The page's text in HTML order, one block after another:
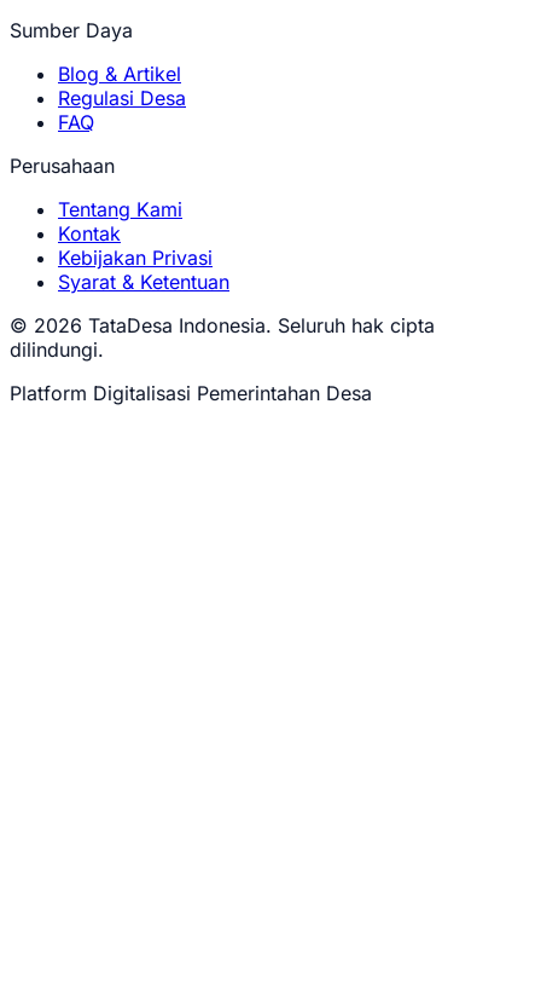
Sumber Daya
Blog & Artikel
Regulasi Desa
FAQ
Perusahaan
Tentang Kami
Kontak
Kebijakan Privasi
Syarat & Ketentuan
© 2026 TataDesa Indonesia. Seluruh hak cipta
dilindungi.
Platform Digitalisasi Pemerintahan Desa